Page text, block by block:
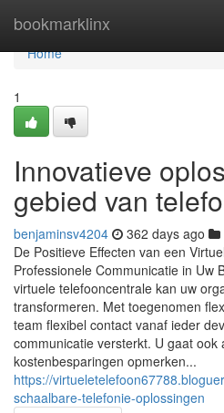
bookmarklinx
Home
Home
1
Innovatieve
gebied van
benjaminsv4204 362 days ago
De Positieve Effecten van een
Professionele Communicatie in Uw
virtuele telefooncentrale kan uw
transformeren. Met toegenomen
team flexibel contact vanaf ieder
communicatie versterkt. U gaat ook
kostenbesparingen opmerken...
https://
schaalbare-telefonie-oplossingen